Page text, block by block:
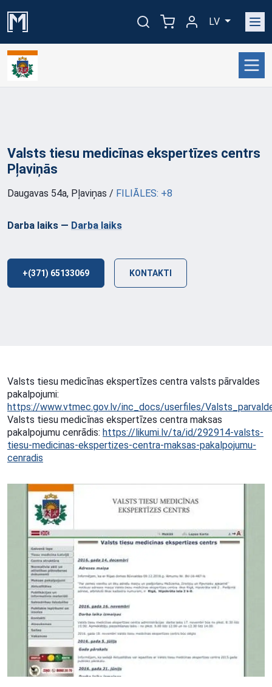
LV
Valsts tiesu medicīnas ekspertīzes centrs
Pļaviņās
Daugavas 54a, Pļaviņas / FILIĀLES: +8
Darba laiks — Darba laiks
+(371) 65133069 KONTAKTI
Valsts tiesu medicīnas ekspertīzes centra valsts pārvaldes
pakalpojumi:
https://www.vtmec.gov.lv/inc_docs/userfiles/
Valsts tiesu medicīnas ekspertīzes centra maksas
pakalpojumu cenrādis: https://likumi.lv/ta/id/292914-valsts-
tiesu-medicinas-ekspertizes-centra-maksas-pakalpojumu-
cenradis